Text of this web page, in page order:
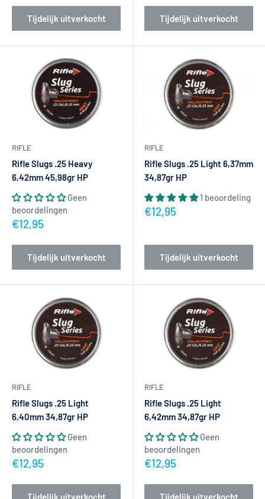
Tijdelijk uitverkocht Tijdelijk uitverkocht
RIFLE
Rifle Slugs .25 Heavy
6,42mm 45,98gr HP
Geen
beoordelingen
Actieprijs
€12,95
Tijdelijk uitverkocht
RIFLE
Rifle Slugs .25 Light 6,37mm
34,87gr HP
1 beoordeling
Actieprijs
€12,95
Tijdelijk uitverkocht
RIFLE
Rifle Slugs .25 Light
6,40mm 34,87gr HP
Geen
beoordelingen
Actieprijs
€12,95
Tijdelijk uitverkocht
RIFLE
Rifle Slugs .25 Light
6,42mm 34,87gr HP
Geen
beoordelingen
Actieprijs
€12,95
Tijdelijk uitverkocht